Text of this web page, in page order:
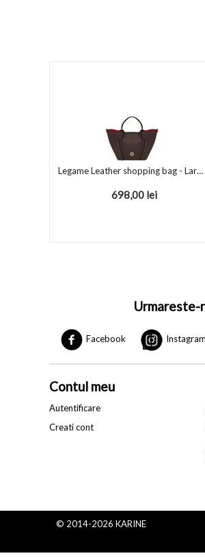
Legame Leather shopping bag - Large size Chocolate
698,00 lei
Urmareste-
Facebook Instagram
Contul meu
Autentificare
Creati cont
© 2014-2026 KARINE